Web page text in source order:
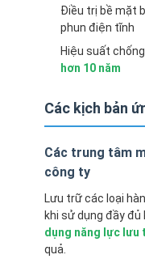
Các sản phẩm
Video
Điều trị bề mặt
phun điện tĩnh
Hiệu suất
hơn 10 năm
Các kịch bản
Các trung tâm
công ty
Lưu trữ các loại
khi sử dụng đầy đủ
dụng năng lực lưu
quả.